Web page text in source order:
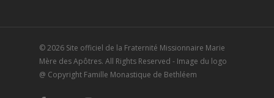
© 2026 Site officiel de la Fraternité Missionnaire Marie
Mère des Apôtres. All Rights Reserved - Image du logo
@ Copyright Famille Monastique de Bethléem